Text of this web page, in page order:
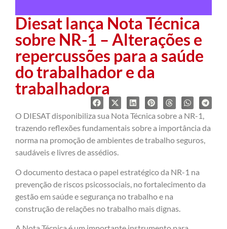
Diesat lança Nota Técnica
sobre NR-1 – Alterações e
repercussões para a saúde
do trabalhador e da
trabalhadora
O DIESAT disponibiliza sua Nota Técnica sobre a NR-1,
trazendo reflexões fundamentais sobre a importância da
norma na promoção de ambientes de trabalho seguros,
saudáveis e livres de assédios.
O documento destaca o papel estratégico da NR-1 na
prevenção de riscos psicossociais, no fortalecimento da
gestão em saúde e segurança no trabalho e na
construção de relações no trabalho mais dignas.